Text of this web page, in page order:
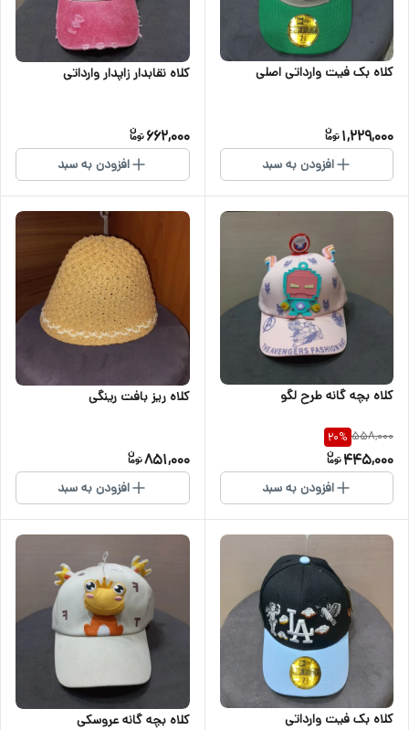
کلاه بک فیت وارداتی اصلی
1,229,000
افزودن به سبد
کلاه نقابدار زاپدار وارداتی
662,000
افزودن به سبد
کلاه بچه گانه طرح لگو
558,000
20%
445,000
افزودن به سبد
کلاه ریز بافت رینگی
851,000
افزودن به سبد
کلاه بک فیت وارداتی کلاه بچه گانه عروسکی